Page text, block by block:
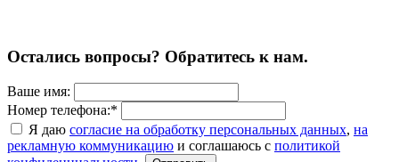
Остались вопросы? Обратитесь к нам.
Ваше имя:
Номер телефона:*
Я даю согласие на обработку персональных данных, на
рекламную коммуникацию и соглашаюсь с политикой